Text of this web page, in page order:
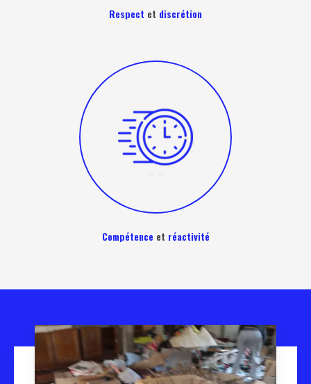
Respect et discrétion
Compétence et réactivité